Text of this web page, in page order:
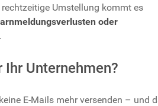
Umstellung kommt es
oder
.
Unternehmen?
E-Mails mehr versenden –